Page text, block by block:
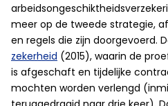
meer op de tweede strategie,
en regels die zijn doorgevoerd.
zekerheid (2015), waarin de
is afgeschaft en tijdelijke
mochten worden verlengd